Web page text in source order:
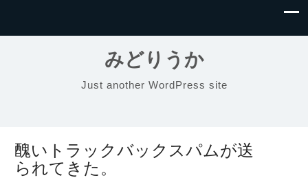
みどりうか
Just another WordPress site
醜いトラックバックスパムが送
られてきた。